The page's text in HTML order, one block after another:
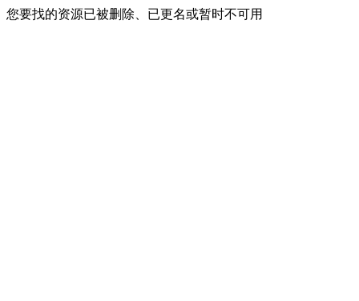
您要找的资源已被删除、已更名或暂时不可用